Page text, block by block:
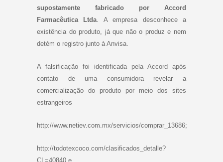
supostamente fabricado por Accord
Farmacêutica Ltda . A empresa desconhece a
existência do produto, já que não o produz e nem
detém o registro junto à Anvisa.
A falsificação foi identificada pela Accord após
contato de uma consumidora revelar a
comercialização do produto por meio dos sites
estrangeiros
http://www.netiev.com.mx/servicios/comprar_13686;
http://todotexcoco.com/clasificados_detalle?
CL=40840 e